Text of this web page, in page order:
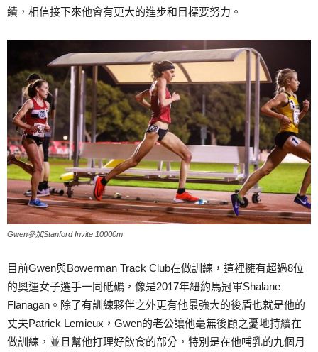
績，相信接下來他會有更大的進步和目標要努力。
Gwen參加Stanford Invite 10000m
目前Gwen與Bowerman Track Club在做訓練，這裡擁有超過8位
的奧運女子選手一同砥礪，像是2017年紐約馬冠軍Shalane
Flanagan。除了有訓練夥伴之外更有他最強大的後盾也就是他的
丈夫Patrick Lemieux，Gwen的老公讓他毫無後顧之憂地持續在
做訓練，並且幫他打理好飲食的部分，特別是在他哺乳的九個月